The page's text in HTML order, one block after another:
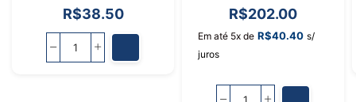
R$38.50 R$202.00
Em até 5x de R$40.40 s/
juros